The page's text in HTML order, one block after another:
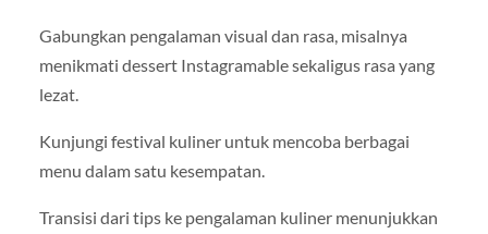
Gabungkan pengalaman visual dan rasa, misalnya
menikmati dessert Instagramable sekaligus rasa yang
lezat.
Kunjungi festival kuliner untuk mencoba berbagai
menu dalam satu kesempatan.
Transisi dari tips ke pengalaman kuliner menunjukkan